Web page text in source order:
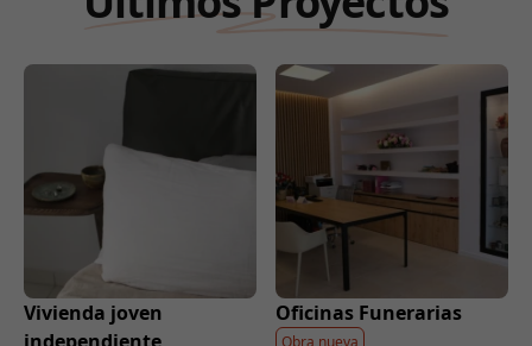
Vivienda joven
Oficinas Funerarias